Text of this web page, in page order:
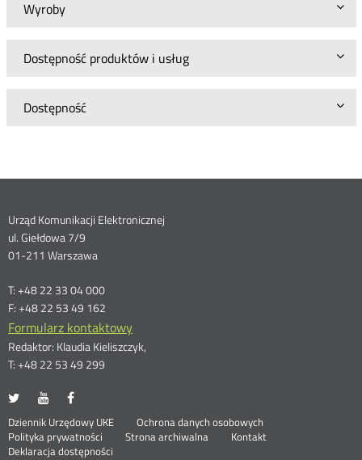
Wyroby
Dostępność produktów i usług
Dostępność
Dane
kontaktowe
Urząd Komunikacji Elektronicznej
ul. Giełdowa 7/9
01-211 Warszawa
T: +48 22 33 04 000
F: +48 22 53 49 162
Formularz kontaktowy
Redaktor: Klaudia Kieliszczyk,
T: +48 22 53 49 299
UKE
portalu
Twitter
Otwórz
nowym
oknie
UKE
portalu
Youtube
Otwórz
nowym
oknie
portalu
Facebook
nowym
oknie
Stopka
Dziennik Urzędowy UKE Otwórz
Ochrona danych osobowych
Polityka prywatności
Otwórz
w
Strona archiwalna
Kontakt
Deklaracja dostępności